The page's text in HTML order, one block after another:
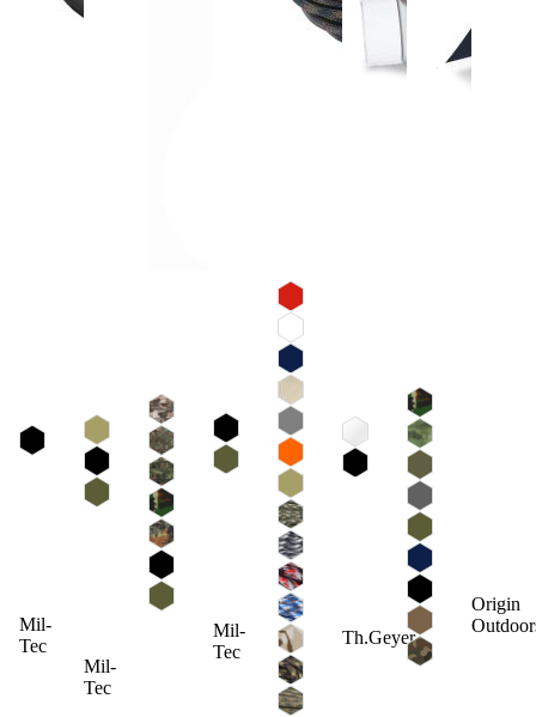
Mil-
Tec
Mil-
Tec
Mil-
Tec
Th.Geyer
Origin